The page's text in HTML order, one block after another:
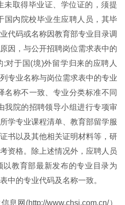
未取得毕业证、学位证的，须提
国内院校毕业生应聘人员，其毕
代码或名称因教育部专业目录调
因，与公开招聘岗位需求表中的
对于国(境)外留学归来的应聘人
专业名称与岗位需求表中的专业
名称不一致、专业分类标准不同
我院的招聘领导小组进行专项审
学专业课程清单、教育部留学服
书以及其他相关证明材料等，研
资格。除上述情况外，应聘人员
以教育部最新发布的专业目录为
中的专业代码及名称一致。
息网(http://www.chsi.com.cn/）